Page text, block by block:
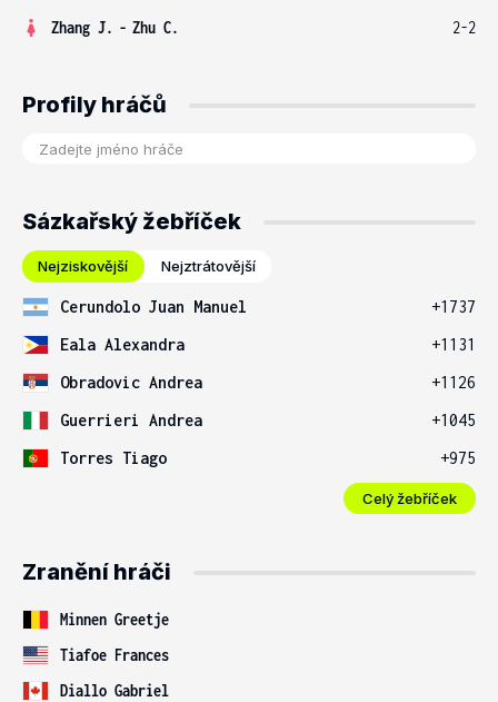
Zhang J. - Zhu C. 2-2
Profily hráčů
Sázkařský žebříček
Nejziskovější Nejztrátovější
Cerundolo Juan Manuel
+1737
Eala Alexandra
+1131
Obradovic Andrea
+1126
Guerrieri Andrea
+1045
Torres Tiago
+975
Celý žebříček
Zranění hráči
Minnen Greetje
Tiafoe Frances
Diallo Gabriel